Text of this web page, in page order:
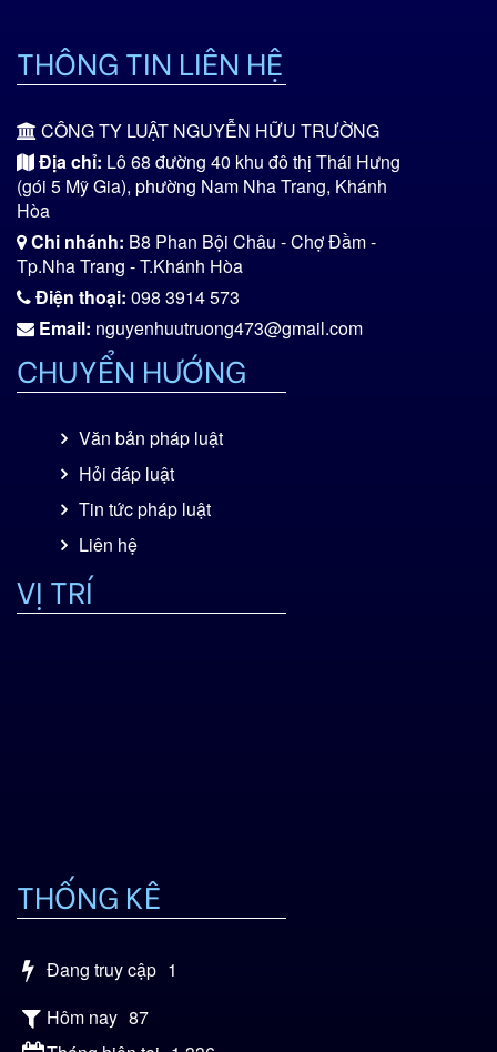
THÔNG TIN LIÊN HỆ
CÔNG TY LUẬT NGUYỄN HỮU TRƯỜNG
Địa chỉ: Lô 68 đường 40 khu đô thị Thái Hưng
(gói 5 Mỹ Gia), phường Nam Nha Trang, Khánh
Hòa
Chi nhánh: B8 Phan Bội Châu - Chợ Đầm -
Tp.Nha Trang - T.Khánh Hòa
Điện thoại: 098 3914 573
Email: nguyenhuutruong473@gmail.com
CHUYỂN HƯỚNG
Văn bản pháp luật
Hỏi đáp luật
Tin tức pháp luật
Liên hệ
VỊ TRÍ
THỐNG KÊ
Đang truy cập 1
Hôm nay 87